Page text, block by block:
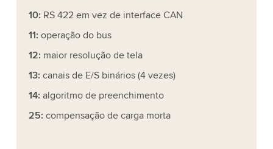
10: RS 422 em vez de interface CAN
11: operação do bus
12: maior resolução de tela
13: canais de E/S binários (4 vezes)
14: algoritmo de preenchimento
25: compensação de carga morta